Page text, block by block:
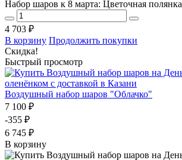
Набор шаров к 8 марта: Цветочная полянка
4 703 ₽
В корзину Продолжить покупки
Скидка!
Быстрый просмотр
Воздушный набор шаров "Облачко"
7 100 ₽
-355 ₽
6 745 ₽
В корзину